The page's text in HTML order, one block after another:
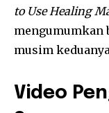
to Use Healing
mengumumkan
musim
Video